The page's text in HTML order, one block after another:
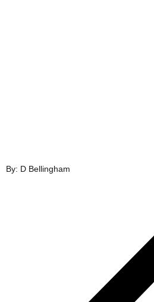
By: D Bellingham